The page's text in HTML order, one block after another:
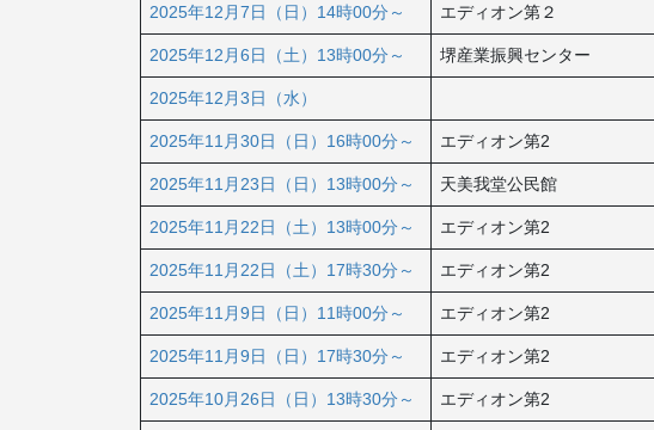
2025年12月7日（日）14時00分～ エディオン第２
2025年12月6日（土）13時00分～ 堺産業振興センター
2025年12月3日（水）
2025年11月30日（日）16時00分～ エディオン第2
2025年11月23日（日）13時00分～ 天美我堂公民館
2025年11月22日（土）13時00分～ エディオン第2
2025年11月22日（土）17時30分～ エディオン第2
2025年11月9日（日）11時00分～ エディオン第2
2025年11月9日（日）17時30分～ エディオン第2
2025年10月26日（日）13時30分～ エディオン第2